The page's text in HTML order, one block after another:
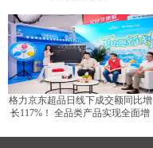
格力京东超品日线下成交额同比增
长117%！ 全品类产品实现全面增